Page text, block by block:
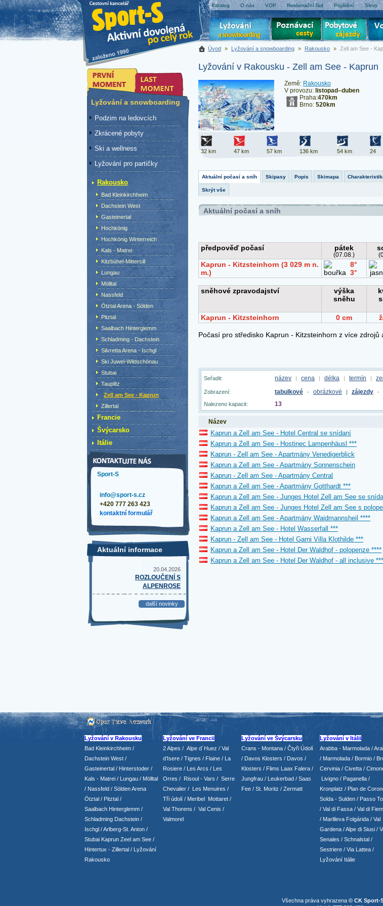
Katalog O nás VOP Reklamační řád Pojištění Slevy
Úvod » Lyžování a snowboarding » Rakousko » Zell am See -
Lyžování v Rakousku - Zell am See - Kaprun
Země: Rakousko
V provozu: listopad–duben
Praha:470km
Brno: 520km
32 km 47 km 57 km 136 km 54 km 24
Aktuální počasí a sníh Skipasy Popis Skimapa
Skrýt vše
Aktuální počasí a sníh
Seřadit: název | cena | délka | termín |
Zobrazení: tabulkové - obrázkové | zájezdy -
Nalezeno kapacit: 13
Název
Kaprun a Zell am See - Hotel Central se snídaní
Kaprun a Zell am See - Hostinec Lampenhäusl ***
Kaprun - Zell am See - Apartmány Venedigerblick
Kaprun a Zell am See - Apartmány Sonnenschein
Kaprun - Zell am See - Apartmány Central
Kaprun a Zell am See - Apartmány Gotthardt ***
Kaprun a Zell am See - Junges Hotel Zell am See se
Kaprun a Zell am See - Junges Hotel Zell am See s
Kaprun a Zell am See - Apartmány Waidmannsheil ****
Kaprun a Zell am See - Hotel Wasserfall ***
Kaprun - Zell am See - Hotel Garni Villa Klothilde ***
Kaprun a Zell am See - Hotel Der Waldhof - polopenze ****
Kaprun a Zell am See - Hotel Der Waldhof - all inclusive
Lyžování a snowboarding
Podzim na ledovcích
Zkrácené pobyty
Ski a wellness
Lyžování pro partičky
Rakousko
Bad Kleinkirchheim
Dachstein West
Gasteinertal
Hochkönig
Hochkönig Winterreich
Kals - Matrei
Kitzbühel-Mittersill
Lungau
Mölltal
Nassfeld
Ötztal Arena - Sölden
Pitztal
Saalbach Hinterglemm
Schladming - Dachstein
Silvretta Arena - Ischgl
Ski Juwel-Wildschönau
Stubai
Tauplitz
Zell am See - Kaprun
Zillertal
Francie
Švýcarsko
Itálie
Sport-S
info@sport-s.cz
+420 777 263 423
kontaktní formulář
Aktuální informace
20.04.2026
ROZLOUČENÍ S
ALPENROSE
další novinky
Lyžování v Rakousku
Bad Kleinkirchheim /
Dachstein West /
Gasteinertal / Hinterstoder /
Kals - Matrei / Lungau / Mölltal
/ Nassfeld / Sölden Arena
Ötztal / Pitztal /
Saalbach Hinterglemm /
Schladming Dachstein /
Ischgl /Arlberg-St. Anton /
Stubai Kaprun Zeel am See /
Hintertux - Zillertal / Lyžování
Rakousko
Lyžování ve Francii
2 Alpes / Alpe d´Huez / Val
d’Isere / Tignes / Flaine / La
Rosiere / Les Arcs / Les
Orres / Risoul - Vars / Serre
Chevalier / Les Menuires /
Tři údolí / Meribel Mottaret /
Val Thorens / Val Cenis /
Valmorel
Lyžování ve Švýcarsku
Crans - Montana / Čtyři Údolí
/ Davos Klosters / Davos /
Klosters / Flims Laax Falera /
Jungfrau / Leukerbad / Saas
Fee / St. Moritz / Zermatt
Lyžování v Itálii
Arabba - Marmolada /
/ Marmolada / Bormio /
Cervinia / Civetta /
Livigno / Paganella /
Kronplatz / Plan de
Solda - Sulden / Passo
/ Val di Fassa / Val di
/ Marilleva Folgárida / Val
Gardena /Alpe di Siusi /
Senales / Schnalstal /
Sestriere / Via Lattea /
Lyžování Itálie
Všechna práva vyhrazena © CK Sport-